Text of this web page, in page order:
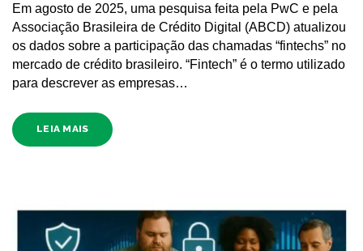
Em agosto de 2025, uma pesquisa feita pela PwC e pela
Associação Brasileira de Crédito Digital (ABCD) atualizou
os dados sobre a participação das chamadas “fintechs” no
mercado de crédito brasileiro. “Fintech” é o termo utilizado
para descrever as empresas…
LEIA MAIS